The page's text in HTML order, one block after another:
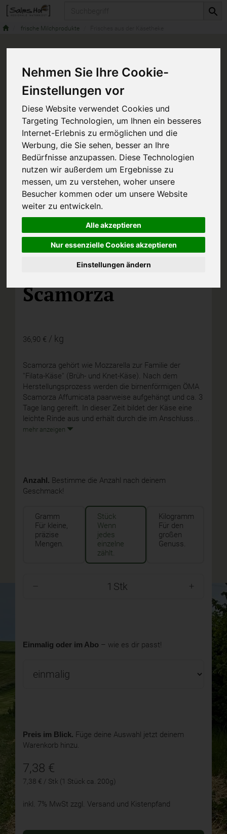
Nehmen Sie Ihre Cookie-
Einstellungen vor
Diese Website verwendet Cookies und
Targeting Technologien, um Ihnen ein besseres
Internet-Erlebnis zu ermöglichen und die
Werbung, die Sie sehen, besser an Ihre
Bedürfnisse anzupassen. Diese Technologien
nutzen wir außerdem um Ergebnisse zu
messen, um zu verstehen, woher unsere
Besucher kommen oder um unsere Website
weiter zu entwickeln.
Alle akzeptieren
Nur essenzielle Cookies akzeptieren
Einstellungen ändern
frische Milchprodukte
Scamorza
36,90 € / kg
Scamorza gehört wie Mozzarella zur Familie der
''Filata-Käse'' (Brüh- und Knet-Käse). Nach dem
Herstellungsprozess werden die birnenförmigen ÖMA
Scamorza Affumicata paarweise aufgehängt und ca. 3
Tage lang gereift. In dieser Zeit bildet der Käse eine
leichte Rinde aus und erhält durch die im Anschluss...
mehr anzeigen
Anzahl. Bestimme die Anzahl nach deinem
Geschmack!
Gramm
Für kleine,
präzise
Mengen.
Stück
Wenn
jedes
einzelne
zählt.
Kilogramm
Für den
großen
Genuss.
Stk
Einmalig oder im Abo – wie es dir passt!
Preis im Blick. Füge deine Auswahl jetzt deinem
Warenkorb hinzu.
7,38 €
7,38 € / Stk (1 Stück ca. 200g)
inkl. 7% MwSt zzgl. Versand und Kistenpfand